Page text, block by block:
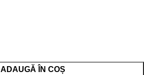
ADAUGĂ ÎN COȘ